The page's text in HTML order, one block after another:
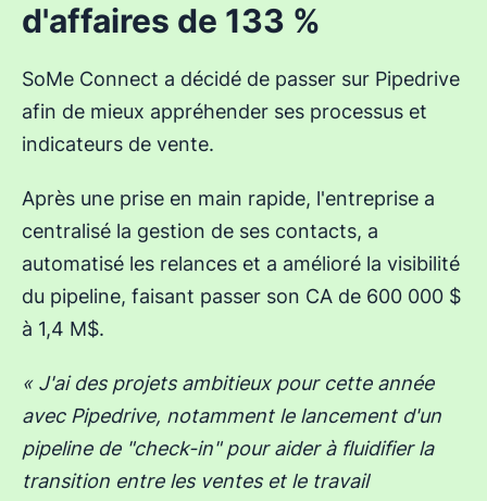
d'affaires de 133 %
SoMe Connect a décidé de passer sur Pipedrive
afin de mieux appréhender ses processus et
indicateurs de vente.
Après une prise en main rapide, l'entreprise a
centralisé la gestion de ses contacts, a
automatisé les relances et a amélioré la visibilité
du pipeline, faisant passer son CA de 600 000 $
à 1,4 M$.
« J'ai des projets ambitieux pour cette année
avec Pipedrive, notamment le lancement d'un
pipeline de "check-in" pour aider à fluidifier la
transition entre les ventes et le travail